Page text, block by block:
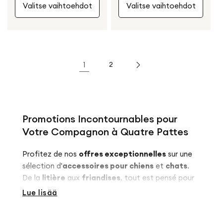
Valitse vaihtoehdot Valitse vaihtoehdot
1 2
Promotions Incontournables pour
Votre Compagnon à Quatre Pattes
Profitez de nos offres exceptionnelles sur une
sélection d'accessoires pour chiens et chats.
De la litière aux friandises, tout est pensé pour
le bien-être de votre
Lue lisää